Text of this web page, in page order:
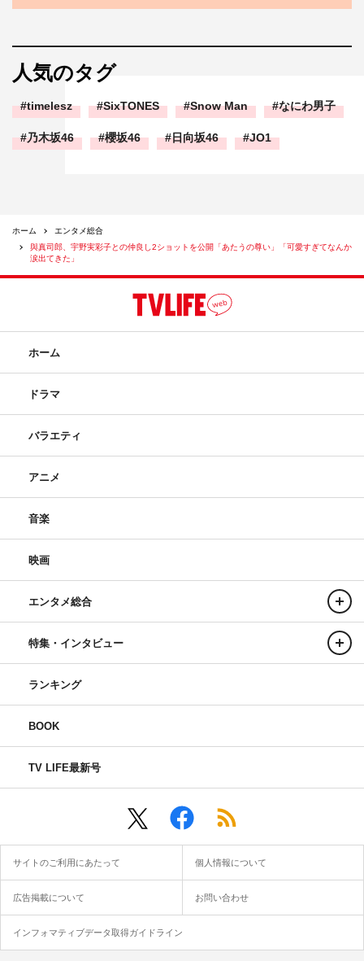
人気のタグ
timelesz SixTONES Snow Man なにわ男子
乃木坂46 櫻坂46 日向坂46 JO1
ホーム
エンタメ総合
與真司郎、宇野実彩子との仲良し2ショットを公開「あたうの尊い」「可愛すぎてなんか
涙出てきた」
ホーム
ドラマ
バラエティ
アニメ
音楽
映画
エンタメ総合
特集・インタビュー
ランキング
BOOK
TV LIFE最新号
サイトのご利用にあたって 個人情報について
広告掲載について お問い合わせ
インフォマティブデータ取得ガイドライン